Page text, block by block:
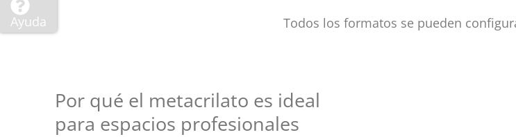
Todos los formatos se pueden
Por qué el metacrilato es ideal
para espacios profesionales
Ayuda